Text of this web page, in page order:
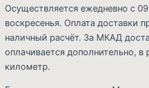
Осуществляется ежедневно с
воскресенья. Оплата доставки
наличный расчёт. За МКАД
оплачивается дополнительно, в
километр.